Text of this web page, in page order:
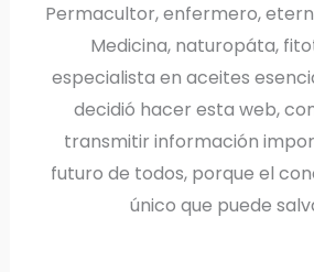
Permacultor, enfermero,
Medicina, naturopáta,
especialista en aceites
decidió hacer esta web,
transmitir información
futuro de todos, porque el
único que puede